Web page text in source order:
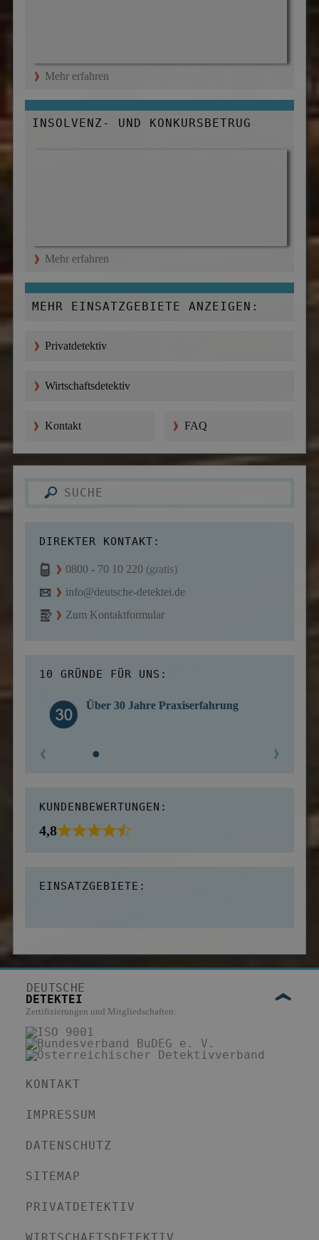
Mehr erfahren
INSOLVENZ- UND KONKURSBETRUG
Mehr erfahren
MEHR EINSATZGEBIETE ANZEIGEN:
Privatdetektiv
Wirtschaftsdetektiv
Kontakt FAQ
DIREKTER KONTAKT:
0800 - 70 10 220 (gratis)
info@deutsche-detektei.de
Zum Kontaktformular
10 GRÜNDE FÜR UNS:
Über 30 Jahre Praxiserfahrung
KUNDENBEWERTUNGEN:
4,8
EINSATZGEBIETE:
DEUTSCHE
DETEKTEI
Zertifizierungen und Mitgliedschaften:
KONTAKT
IMPRESSUM
DATENSCHUTZ
SITEMAP
PRIVATDETEKTIV